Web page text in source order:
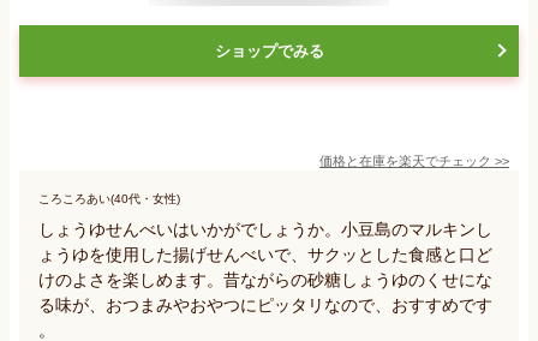
ショップでみる
価格と在庫を楽天でチェック >>
ころころあい(40代・女性)
しょうゆせんべいはいかがでしょうか。小豆島のマルキンし
ょうゆを使用した揚げせんべいで、サクッとした食感と口ど
けのよさを楽しめます。昔ながらの砂糖しょうゆのくせにな
る味が、おつまみやおやつにピッタリなので、おすすめです
。